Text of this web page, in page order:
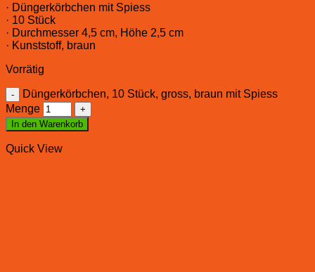
· Düngerkörbchen mit Spiess
· 10 Stück
· Durchmesser 4,5 cm, Höhe 2,5 cm
· Kunststoff, braun
Vorrätig
Düngerkörbchen, 10 Stück, gross, braun mit Spiess
Menge
In den Warenkorb
Quick View